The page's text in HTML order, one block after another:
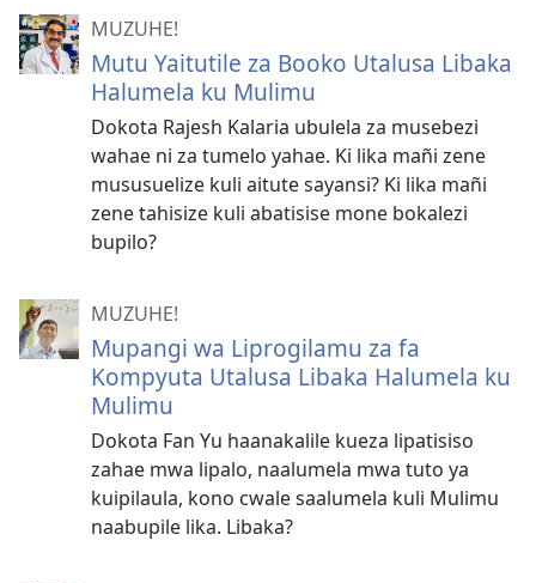
MUZUHE!
Mutu Yaitutile za Booko Utalusa Libaka
Halumela ku Mulimu
Dokota Rajesh Kalaria ubulela za musebezi
wahae ni za tumelo yahae. Ki lika mañi zene
mususuelize kuli aitute sayansi? Ki lika mañi
zene tahisize kuli abatisise mone bokalezi
bupilo?
MUZUHE!
Mupangi wa Liprogilamu za fa
Kompyuta Utalusa Libaka Halumela ku
Mulimu
Dokota Fan Yu haanakalile kueza lipatisiso
zahae mwa lipalo, naalumela mwa tuto ya
kuipilaula, kono cwale saalumela kuli Mulimu
naabupile lika. Libaka?